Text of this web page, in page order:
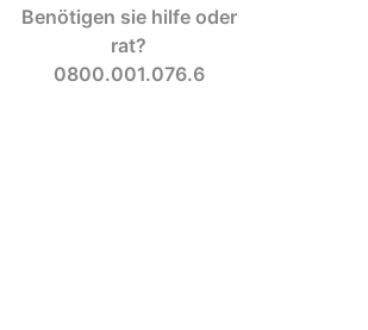
Benötigen sie hilfe oder
rat?
0800.001.076.6